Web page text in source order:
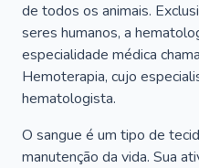
de todos os animais.
seres humanos, a
especialidade médica
Hemoterapia, cujo
hematologista.
O sangue é um tipo de
manutenção da vida. Sua